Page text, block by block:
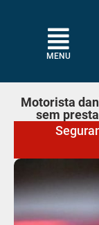
MENU
Motorista
sem